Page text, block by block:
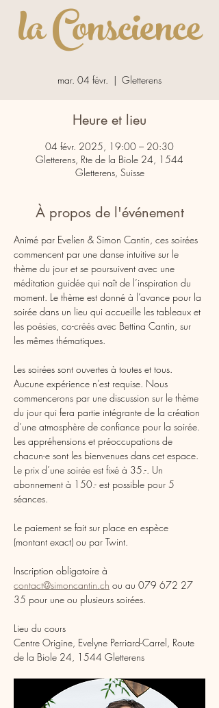
la Conscience
mar. 04 févr.
  |
Gletterens
Heure et lieu
04 févr. 2025, 19:00 – 20:30
Gletterens, Rte de la Biole 24, 1544
Gletterens, Suisse
À propos de l'événement
Animé par Evelien & Simon Cantin, ces soirées
commencent par une danse intuitive sur le
thème du jour et se poursuivent avec une
méditation guidée qui naît de l’inspiration du
moment. Le thème est donné à l’avance pour la
soirée dans un lieu qui accueille les tableaux et
les poésies, co-créés avec Bettina Cantin, sur
les mêmes thématiques.
Les soirées sont ouvertes à toutes et tous.
Aucune expérience n’est requise. Nous
commencerons par une discussion sur le thème
du jour qui fera partie intégrante de la création
d’une atmosphère de confiance pour la soirée.
Les appréhensions et préoccupations de
chacun-e sont les bienvenues dans cet espace.
Le prix d’une soirée est fixé à 35.-. Un
abonnement à 150.- est possible pour 5
séances.
Le paiement se fait sur place en espèce
(montant exact) ou par Twint.
Inscription obligatoire à
contact@simoncantin.ch ou au 079 672 27
35 pour une ou plusieurs soirées.
Lieu du cours
Centre Origine, Evelyne Perriard-Carrel, Route
de la Biole 24, 1544 Gletterens